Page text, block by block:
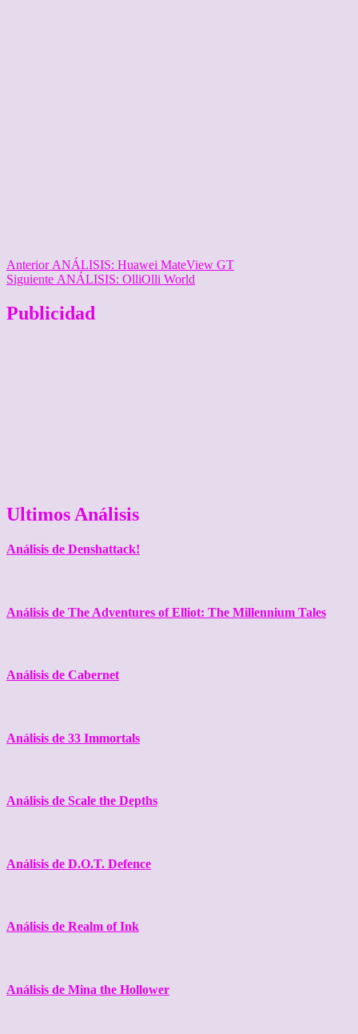
Navegación
de
entradas
Anterior Entrada
anterior:
ANÁLISIS: Huawei MateView GT
Siguiente Entrada
ANÁLISIS: OlliOlli World
Publicidad
Ultimos Análisis
Análisis de Denshattack!
Análisis de The Adventures of Elliot: The Millennium Tales
Análisis de Cabernet
Análisis de 33 Immortals
Análisis de Scale the Depths
Análisis de D.O.T. Defence
Análisis de Realm of Ink
Análisis de Mina the Hollower